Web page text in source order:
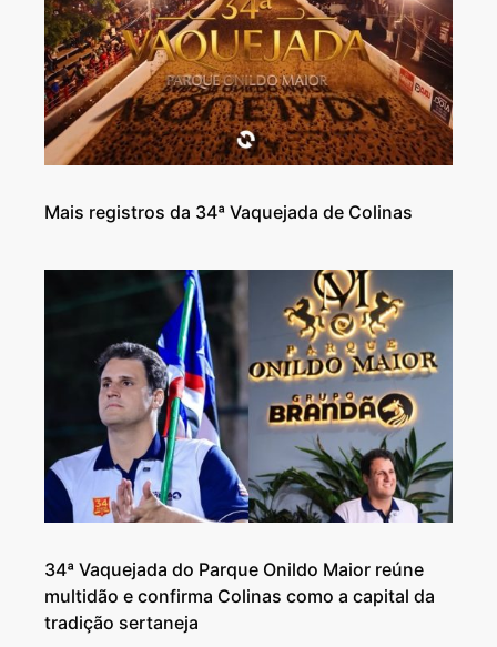
Mais registros da 34ª Vaquejada de Colinas
34ª Vaquejada do Parque Onildo Maior reúne
multidão e confirma Colinas como a capital da
tradição sertaneja